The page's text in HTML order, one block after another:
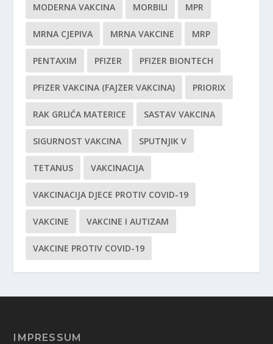
MODERNA VAKCINA MORBILI MPR
MRNA CJEPIVA MRNA VAKCINE MRP
PENTAXIM PFIZER PFIZER BIONTECH
PFIZER VAKCINA (FAJZER VAKCINA) PRIORIX
RAK GRLIĆA MATERICE SASTAV VAKCINA
SIGURNOST VAKCINA SPUTNJIK V
TETANUS VAKCINACIJA
VAKCINACIJA DJECE PROTIV COVID-19
VAKCINE VAKCINE I AUTIZAM
VAKCINE PROTIV COVID-19
IMPRESSUM